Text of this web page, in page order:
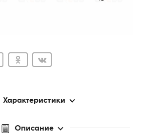
Характеристики
Описание